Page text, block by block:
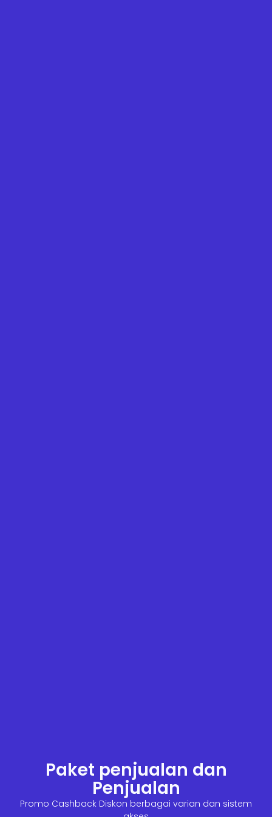
Paket penjualan dan
Penjualan
Promo Cashback Diskon berbagai varian dan sistem